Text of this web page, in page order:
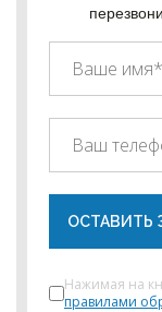
ОСТАВИТЬ
Нажимая на
правилами